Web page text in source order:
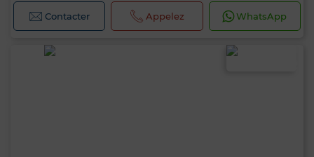
Contacter Appelez WhatsApp